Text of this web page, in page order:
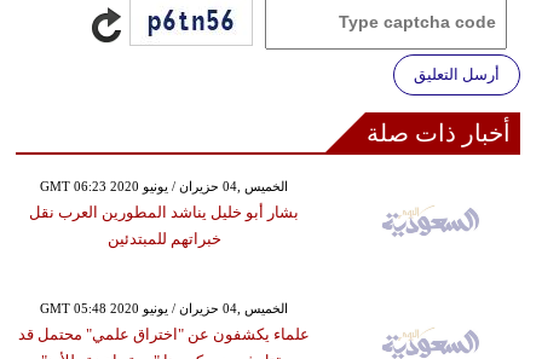
أرسل التعليق
أخبار ذات صلة
GMT 06:23 2020 الخميس ,04 حزيران / يونيو
بشار أبو خليل يناشد المطورين العرب نقل
خبراتهم للمبتدئين
GMT 05:48 2020 الخميس ,04 حزيران / يونيو
علماء يكشفون عن "اختراق علمي" محتمل قد